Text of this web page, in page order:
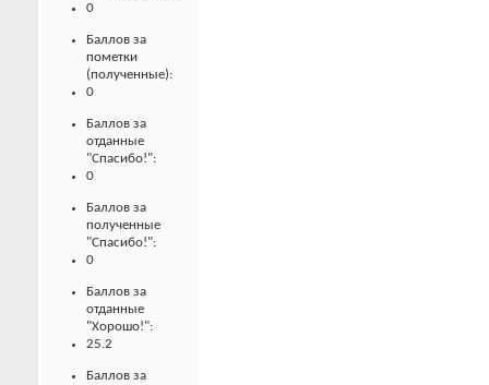
0
Баллов за
пометки
(полученные):
0
Баллов за
отданные
"Спасибо!":
0
Баллов за
полученные
"Спасибо!":
0
Баллов за
отданные
"Хорошо!":
25.2
Баллов за